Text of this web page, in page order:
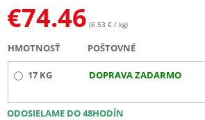
€74.46 (6.53 € / kg)
HMOTNOSŤ POŠTOVNÉ
17 KG DOPRAVA ZADARMO
ODOSIELAME DO 48HODÍN